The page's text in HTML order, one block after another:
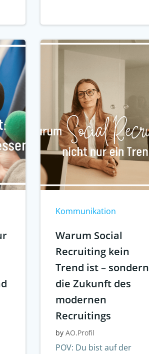
Kommunikation
Warum Social
Recruiting kein
Trend ist – sondern
die Zukunft des
modernen
Recruitings
by AO.Profil
POV: Du bist auf der